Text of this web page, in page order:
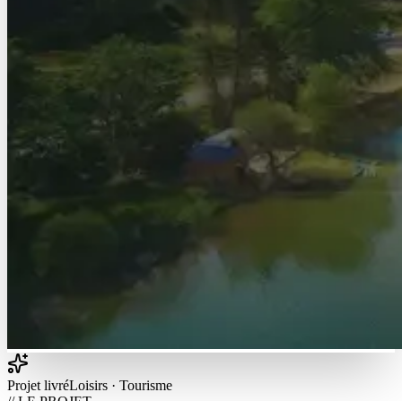
Projet livréLoisirs · Tourisme